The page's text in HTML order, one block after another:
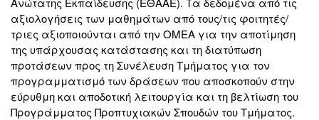
αξιολογήσεις των μαθημάτων από τους/τις φοιτητές/
τριες αξιοποιούνται από την ΟΜΕΑ για την αποτίμηση
της υπάρχουσας κατάστασης και τη διατύπωση
προτάσεων προς τη Συνέλευση Τμήματος για τον
προγραμματισμό των δράσεων που αποσκοπούν στην
εύρυθμη και αποδοτική λειτουργία και τη βελτίωση του
Προγράμματος Προπτυχιακών Σπουδών του Τμήματος.